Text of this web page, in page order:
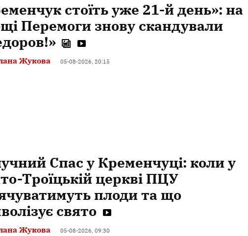
стоїть уже 21-й день»: на
Перемоги знову скандували
Жукова 05-08-2026, 20:15
Спас у Кременчуці: коли у
Троїцькій церкві ПЦУ
плоди та що
свято
Жукова 05-08-2026, 09:30